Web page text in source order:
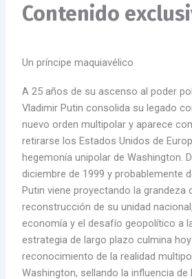
Contenido
Un príncipe maquiavélico
A 25 años de su ascenso al poder
Vladimir Putin consolida su legado
nuevo orden multipolar y aparece
retirarse los Estados Unidos de
hegemonía unipolar de Washington.
diciembre de 1999 y probablemente
Putin viene proyectando la grandeza
reconstrucción de su unidad
economía y el desafío geopolítico a
estrategia de largo plazo culmina
reconocimiento de la realidad
Washington, sellando la influencia de